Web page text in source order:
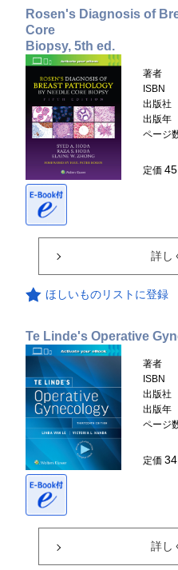
Rosen's Diagnosis of
Core
Biopsy, 5th ed.
著者
ISBN
出版社
出版年
ページ
定価
詳し
ほしいものリストに登録
Te Linde's Operative
著者
ISBN
出版社
出版年
ページ
定価
詳し